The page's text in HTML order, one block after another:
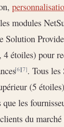
modules
Solution
étoiles) pour
[6][7]. Tous
(5
que les
du